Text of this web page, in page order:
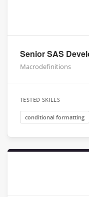
Senior SAS
Macrodefinitions
TESTED SKILLS
conditional formatting